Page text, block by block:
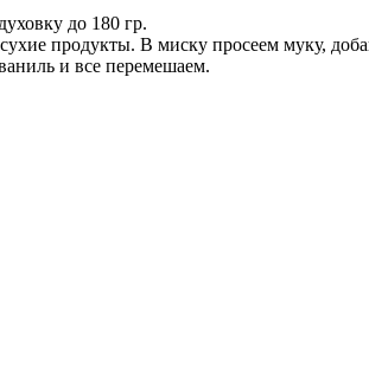
до 180 гр.
продукты. В миску просеем муку,
и все перемешаем.